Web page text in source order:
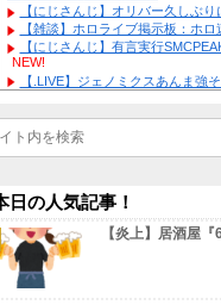
激怒ｗｗｗ
【物議】
にｗｗｗ
【続報】
ぎる！ NEW!
【画像】
【画像】
ｗｗｗ NEW!
エスタ2026
【にじさ